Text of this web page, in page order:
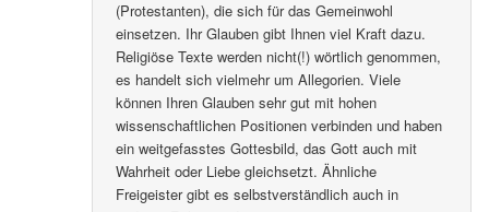
(Protestanten), die sich für das Gemeinwohl
einsetzen. Ihr Glauben gibt Ihnen viel Kraft dazu.
Religiöse Texte werden nicht(!) wörtlich genommen,
es handelt sich vielmehr um Allegorien. Viele
können Ihren Glauben sehr gut mit hohen
wissenschaftlichen Positionen verbinden und haben
ein weitgefasstes Gottesbild, das Gott auch mit
Wahrheit oder Liebe gleichsetzt. Ähnliche
Freigeister gibt es selbstverständlich auch in